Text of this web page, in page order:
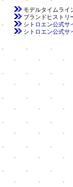
モデルタイムライ
ブランドヒストリ
シトロエン公式サ
シトロエン公式サ